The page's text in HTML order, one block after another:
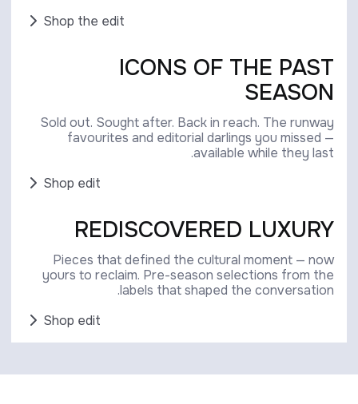
Shop the edit
ICONS OF THE PAST
SEASON
Sold out. Sought after. Back in reach. The runway
favourites and editorial darlings you missed —
available while they last.
Shop edit
REDISCOVERED LUXURY
Pieces that defined the cultural moment — now
yours to reclaim. Pre-season selections from the
labels that shaped the conversation.
Shop edit